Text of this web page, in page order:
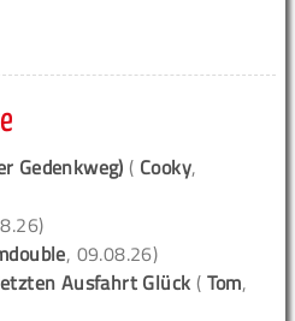
Gedenkweg) ( Cooky,
, 09.08.26)
Ausfahrt Glück ( Tom,